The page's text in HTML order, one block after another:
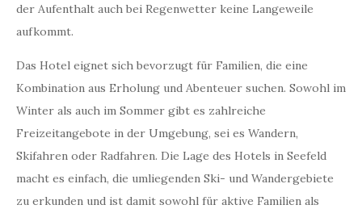
der Aufenthalt auch bei Regenwetter keine Langeweile
aufkommt.
Das Hotel eignet sich bevorzugt für Familien, die eine
Kombination aus Erholung und Abenteuer suchen. Sowohl im
Winter als auch im Sommer gibt es zahlreiche
Freizeitangebote in der Umgebung, sei es Wandern,
Skifahren oder Radfahren. Die Lage des Hotels in Seefeld
macht es einfach, die umliegenden Ski- und Wandergebiete
zu erkunden und ist damit sowohl für aktive Familien als